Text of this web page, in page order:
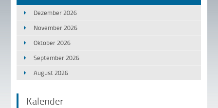
Dezember 2026
November 2026
Oktober 2026
September 2026
August 2026
Kalender